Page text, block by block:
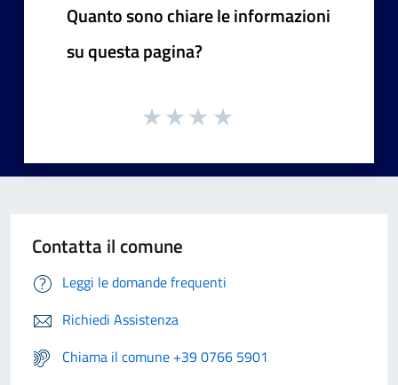
Quanto sono chiare le informazioni
su questa pagina?
Contatta il comune
Leggi le domande frequenti
Richiedi Assistenza
Chiama il comune +39 0766 5901